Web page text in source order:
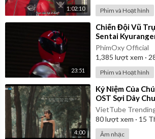
1:02:10 Phim và Hoạt hình
23:51
⁣Chiến Đội Vũ
Sentai
Thuyết Minh
PhimOxy Official
1,385 lượt xem ·
Phim và Hoạt hình
4:00
⁣Kỷ Niệm Của
OST Sợi Dây
Nhạc Hoa Lời
VietTube
80lượt xem · 15
Âm nhạc